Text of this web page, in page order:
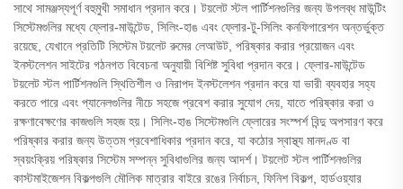
সাথে সামঞ্জস্যপূর্ণ বহুমুখী সমাধান প্রদান করে। টয়লেট স্টল পার্টিশনগুলির জন্য উপলব্ধ মাউন্টিং
সিস্টেমগুলির মধ্যে ফ্লোর-মাউন্টেড, সিলিং-হাঙ এবং ফ্লোর-টু-সিলিং কনফিগারেশন অন্তর্ভুক্ত
রয়েছে, যেখানে প্রতিটি সিস্টেম টয়লেট রুমের লেআউট, পরিষ্কার করার প্রয়োজন এবং
ইনস্টলেশন সাইটের গঠনগত বিবেচনা অনুযায়ী বিশিষ্ট সুবিধা প্রদান করে। ফ্লোর-মাউন্টেড
টয়লেট স্টল পার্টিশনগুলি স্থিতিশীল ও নিরাপদ ইনস্টলেশন প্রদান করে যা ভারী ব্যবহার সহ্য
করতে পারে এবং প্যানেলগুলির নীচে সহজে প্রবেশ করার সুযোগ দেয়, যাতে পরিষ্কার করা ও
রক্ষণাবেক্ষণের কাজগুলি সহজ হয়। সিলিং-হাঙ সিস্টেমগুলি ফ্লোরের সংস্পর্শ বিন্দু অপসারণ করে
পরিষ্কার করার জন্য উত্তম প্রবেশাধিকার প্রদান করে, যা কঠোর স্বাস্থ্য মানদণ্ড বা
স্বয়ংক্রিয় পরিষ্কার সিস্টেম সম্পন্ন সুবিধাগুলির জন্য আদর্শ। টয়লেট স্টল পার্টিশনগুলির
কাস্টমাইজেশন বিকল্পগুলি মৌলিক মাত্রার বাইরে রঙের নির্বাচন, ফিনিশ বিকল্প, হার্ডওয়্যার